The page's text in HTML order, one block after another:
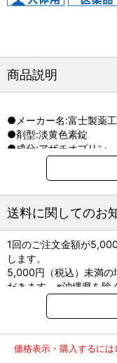
商品説明
●メーカー名:富士製薬
●剤型:淡黄色素錠
●成分:アザチオプリン
送料に関してのお
1回のご注文金額が
します。
5,000円（税込）未満の
だきます。※沖縄県を除
※2017年11月14日（火
回のご注文金額（税込
ご了承のほどよろしくお
弊社都合でお届けが２
価格表示・購入するには